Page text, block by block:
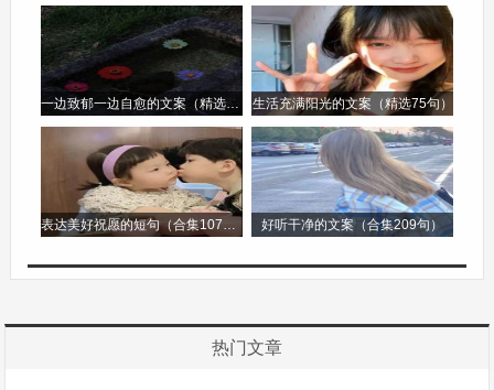
四、写景作文结尾摘抄
1. 夕阳渐渐西下，它把最后的余晖洒在了大地上，
大地被染成了一片金黄。在这美丽的余晖下，我静
静地站着，心中充满了对这片景色的不舍。我知
道，明天的景色会依旧美丽，但今天的这一份独特
的美，已经深深地印刻在我的心中，成为我永远的
一边致郁一边自愈的文案（精选96句） 生活充满阳光的文案（精选75句）
表达美好祝愿的短句（合集107句） 好听干净的文案（合集209句）
热门文章